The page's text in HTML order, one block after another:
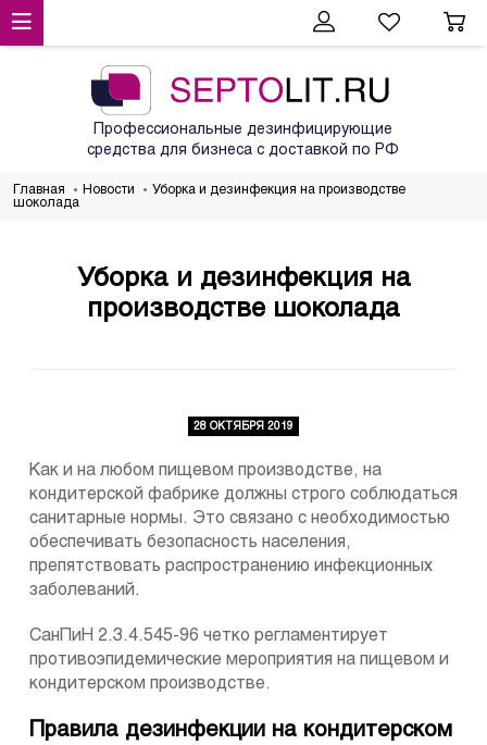
Профессиональные дезинфицирующие
средства для бизнеса с доставкой по РФ
Главная Новости
Уборка и дезинфекция на производстве
шоколада
Уборка и дезинфекция на
производстве шоколада
28 ОКТЯБРЯ 2019
Как и на любом пищевом производстве, на
кондитерской фабрике должны строго соблюдаться
санитарные нормы. Это связано с необходимостью
обеспечивать безопасность населения,
препятствовать распространению инфекционных
заболеваний.
СанПиН 2.3.4.545-96 четко регламентирует
противоэпидемические мероприятия на пищевом и
кондитерском производстве.
Правила дезинфекции на кондитерском